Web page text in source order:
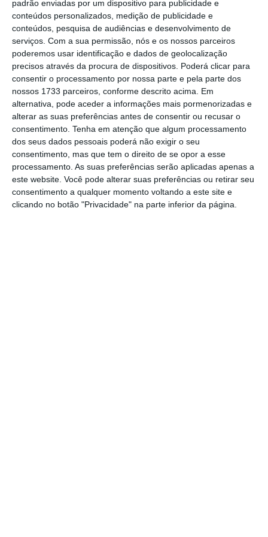
padrão enviadas por um dispositivo para publicidade e
conteúdos personalizados, medição de publicidade e
conteúdos, pesquisa de audiências e desenvolvimento de
serviços. Com a sua permissão, nós e os nossos parceiros
poderemos usar identificação e dados de geolocalização
precisos através da procura de dispositivos. Poderá clicar para
consentir o processamento por nossa parte e pela parte dos
nossos 1733 parceiros, conforme descrito acima. Em
alternativa, pode aceder a informações mais pormenorizadas e
alterar as suas preferências antes de consentir ou recusar o
consentimento. Tenha em atenção que algum processamento
dos seus dados pessoais poderá não exigir o seu
consentimento, mas que tem o direito de se opor a esse
processamento. As suas preferências serão aplicadas apenas a
este website. Você pode alterar suas preferências ou retirar seu
consentimento a qualquer momento voltando a este site e
clicando no botão "Privacidade" na parte inferior da página.
para obter os dados, a resposta do SEF foi: “O
tratamento estatístico dos referidos dados
traduz-se no mapa disponibilizado no portal
do SEF, o qual engloba os dados referentes
aos meses de agosto, setembro e outubro”.
Do montante captado em novembro,a
maioria continua a corresponder à compra de
imóveis(52,37 milhões de euros), enquanto a
transferência de capital atingiu os 2,21
milhões de euros.